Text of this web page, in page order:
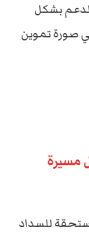
بشكل
صورة تموين
مسيرة
للسداد